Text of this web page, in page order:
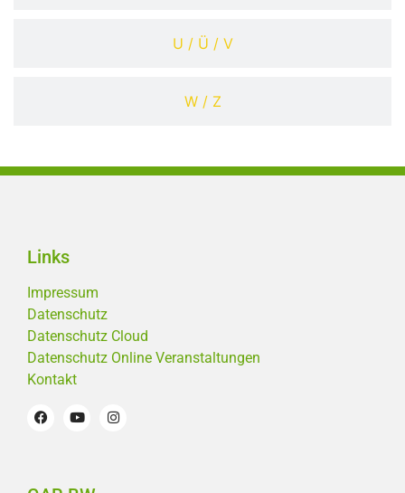
U / Ü / V
W / Z
Links
Impressum
Datenschutz
Datenschutz Cloud
Datenschutz Online Veranstaltungen
Kontakt